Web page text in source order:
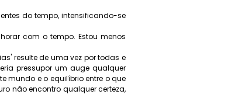
do tempo, intensificando-se
com o tempo. Estou menos
resulte de uma vez por todas e
pressupor um auge qualquer
mundo e o equilíbrio entre o que
não encontro qualquer certeza,